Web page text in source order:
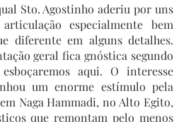
Sto. Agostinho aderiu por uns
especialmente bem
diferente em alguns detalhes.
geral fica gnóstica segundo
aqui. O interesse
um enorme estímulo pela
Naga Hammadi, no Alto Egito,
que remontam pelo menos